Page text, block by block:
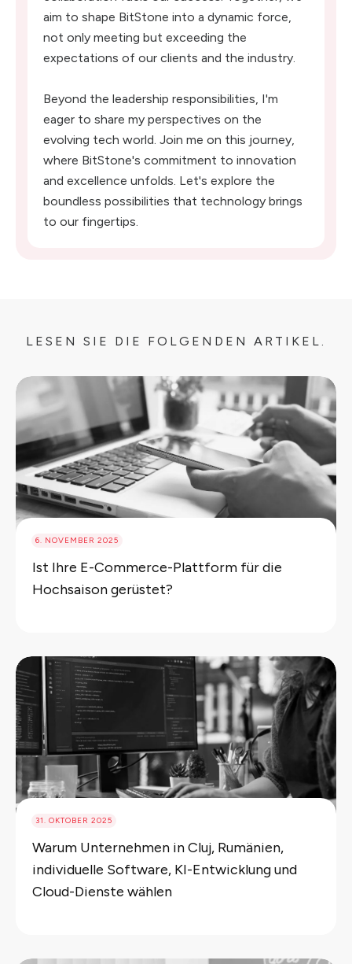
aim to shape BitStone into a dynamic force,
not only meeting but exceeding the
expectations of our clients and the industry.
Beyond the leadership responsibilities, I'm
eager to share my perspectives on the
evolving tech world. Join me on this journey,
where BitStone's commitment to innovation
and excellence unfolds. Let's explore the
boundless possibilities that technology brings
to our fingertips.
LESEN SIE DIE FOLGENDEN ARTIKEL.
6. NOVEMBER 2025
Ist Ihre E-Commerce-Plattform für die
Hochsaison gerüstet?
31. OKTOBER 2025
Warum Unternehmen in Cluj, Rumänien,
individuelle Software, KI-Entwicklung und
Cloud-Dienste wählen